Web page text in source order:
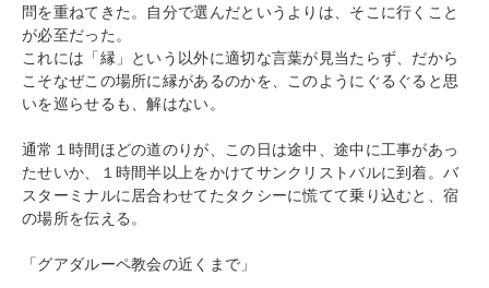
問を重ねてきた。自分で選んだというよりは、そこに行くこと
が必至だった。
これには「縁」という以外に適切な言葉が見当たらず、だから
こそなぜこの場所に縁があるのかを、このようにぐるぐると思
いを巡らせるも、解はない。
通常１時間ほどの道のりが、この日は途中、途中に工事があっ
たせいか、１時間半以上をかけてサンクリストバルに到着。バ
スターミナルに居合わせてたタクシーに慌てて乗り込むと、宿
の場所を伝える。
「グアダルーペ教会の近くまで」